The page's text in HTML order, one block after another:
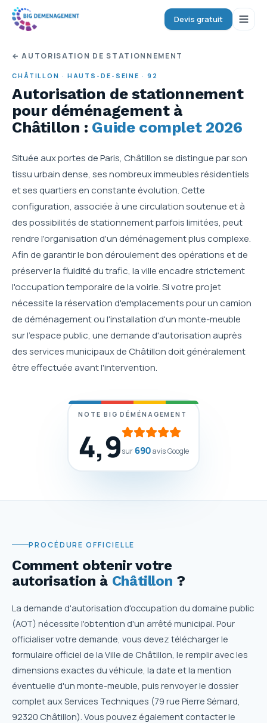
Devis gratuit
← AUTORISATION DE STATIONNEMENT
CHÂTILLON · HAUTS-DE-SEINE · 92
Autorisation de stationnement
pour déménagement à
Châtillon : Guide complet 2026
Située aux portes de Paris, Châtillon se distingue par son
tissu urbain dense, ses nombreux immeubles résidentiels
et ses quartiers en constante évolution. Cette
configuration, associée à une circulation soutenue et à
des possibilités de stationnement parfois limitées, peut
rendre l'organisation d'un déménagement plus complexe.
Afin de garantir le bon déroulement des opérations et de
préserver la fluidité du trafic, la ville encadre strictement
l'occupation temporaire de la voirie. Si votre projet
nécessite la réservation d'emplacements pour un camion
de déménagement ou l'installation d'un monte-meuble
sur l'espace public, une demande d'autorisation auprès
des services municipaux de Châtillon doit généralement
être effectuée avant l'intervention.
NOTE BIG DÉMÉNAGEMENT
4,9sur690avis Google
PROCÉDURE OFFICIELLE
Comment obtenir votre
autorisation à Châtillon ?
La demande d'autorisation d'occupation du domaine public
(AOT) nécessite l'obtention d'un arrêté municipal. Pour
officialiser votre demande, vous devez télécharger le
formulaire officiel de la Ville de Châtillon, le remplir avec les
dimensions exactes du véhicule, la date et la mention
éventuelle d'un monte-meuble, puis renvoyer le dossier
complet aux Services Techniques (79 rue Pierre Sémard,
92320 Châtillon). Vous pouvez également contacter le